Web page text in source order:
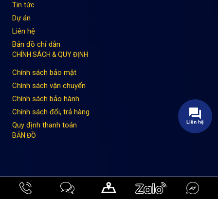
Tin tức
Dự án
Liên hệ
Bản đồ chỉ dẫn
CHÍNH SÁCH & QUY ĐỊNH
Chính sách bảo mật
Chính sách vận chuyển
Chính sách bảo hành
Chính sách đổi, trả hàng
Quy định thanh toán
BẢN ĐỒ